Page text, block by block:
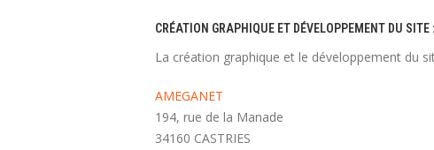
CRÉATION GRAPHIQUE ET DÉVELOPPEMENT DU SITE :
La création graphique et le développement du
AMEGANET
194, rue de la Manade
34160 CASTRIES